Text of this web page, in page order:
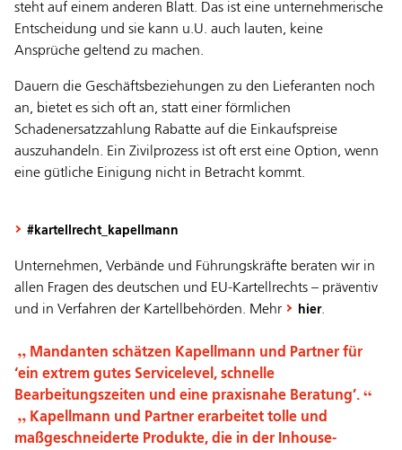
steht auf einem anderen Blatt. Das ist eine unternehmerische
Entscheidung und sie kann u.U. auch lauten, keine
Ansprüche geltend zu machen.
Dauern die Geschäftsbeziehungen zu den Lieferanten noch
an, bietet es sich oft an, statt einer förmlichen
Schadenersatzzahlung Rabatte auf die Einkaufspreise
auszuhandeln. Ein Zivilprozess ist oft erst eine Option, wenn
eine gütliche Einigung nicht in Betracht kommt.
#kartellrecht_kapellmann
Unternehmen, Verbände und Führungskräfte beraten wir in
allen Fragen des deutschen und EU-Kartellrechts – präventiv
und in Verfahren der Kartellbehörden. Mehr
hier.
Mandanten schätzen Kapellmann und Partner für
‘ein extrem gutes Servicelevel, schnelle
Bearbeitungszeiten und eine praxisnahe Beratung’.
Kapellmann und Partner erarbeitet tolle und
maßgeschneiderte Produkte, die in der Inhouse-